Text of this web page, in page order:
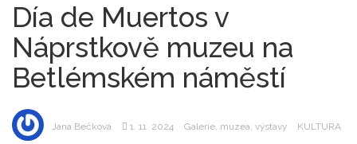
Día de Muertos v
Náprstkově muzeu na
Betlémském náměstí
Jana Bečková 1. 11. 2024 Galerie, muzea, výstavy KULTURA